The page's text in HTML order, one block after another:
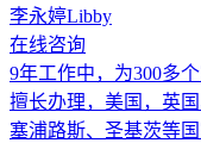
李永婷Libby
在线咨询
9年工作中，为300多
擅长办理，美国，英
塞浦路斯、圣基茨等